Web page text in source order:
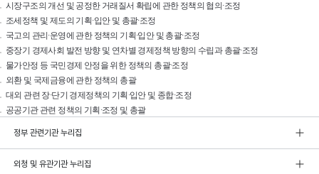
시장구조의 개선 및 공정한 거래질서 확립에 관한 정책의 협의·조정
조세정책 및 제도의 기획·입안 및 총괄·조정
국고의 관리·운영에 관한 정책의 기획·입안 및 총괄·조정
중장기 경제사회 발전 방향 및 연차별 경제정책 방향의 수립과 총괄·조정
물가안정 등 국민경제 안정을 위한 정책의 총괄·조정
외환 및 국제금융에 관한 정책의 총괄
대외 관련 장·단기 경제정책의 기획·입안 및 종합·조정
공공기관 관련 정책의 기획·조정 및 총괄
정부 관련기관 누리집
외청 및 유관기관 누리집